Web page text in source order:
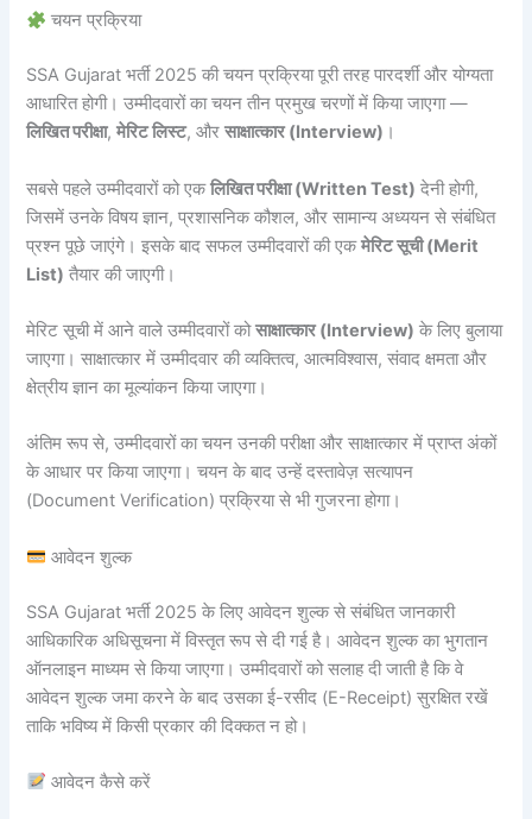
चयन प्रक्रिया
SSA Gujarat भर्ती 2025 की चयन प्रक्रिया पूरी तरह पारदर्शी और योग्यता
आधारित होगी। उम्मीदवारों का चयन तीन प्रमुख चरणों में किया जाएगा —
लिखित परीक्षा,मेरिट लिस्ट, औरसाक्षात्कार (Interview) ।
सबसे पहले उम्मीदवारों को एकलिखित परीक्षा (Written Test) देनी होगी,
जिसमें उनके विषय ज्ञान, प्रशासनिक कौशल, और सामान्य अध्ययन से संबंधित
प्रश्न पूछे जाएंगे। इसके बाद सफल उम्मीदवारों की एकमेरिट सूची (Merit
List) तैयार की जाएगी।
मेरिट सूची में आने वाले उम्मीदवारों कोसाक्षात्कार (Interview) के लिए बुलाया
जाएगा। साक्षात्कार में उम्मीदवार की व्यक्तित्व, आत्मविश्वास, संवाद क्षमता और
क्षेत्रीय ज्ञान का मूल्यांकन किया जाएगा।
अंतिम रूप से, उम्मीदवारों का चयन उनकी परीक्षा और साक्षात्कार में प्राप्त अंकों
के आधार पर किया जाएगा। चयन के बाद उन्हें दस्तावेज़ सत्यापन
(Document Verification) प्रक्रिया से भी गुजरना होगा।
आवेदन शुल्क
SSA Gujarat भर्ती 2025 के लिए आवेदन शुल्क से संबंधित जानकारी
आधिकारिक अधिसूचना में विस्तृत रूप से दी गई है। आवेदन शुल्क का भुगतान
ऑनलाइन माध्यम से किया जाएगा। उम्मीदवारों को सलाह दी जाती है कि वे
आवेदन शुल्क जमा करने के बाद उसका ई-रसीद (E-Receipt) सुरक्षित रखें
ताकि भविष्य में किसी प्रकार की दिक्कत न हो।
आवेदन कैसे करें